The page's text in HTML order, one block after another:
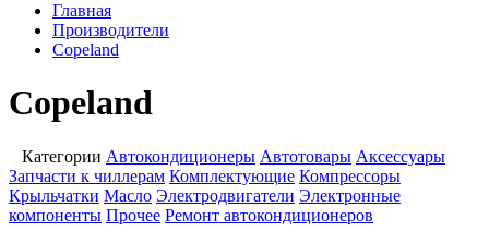
Главная
Производители
Copeland
Copeland
Категории Автокондиционеры Автотовары Аксессуары
Запчасти к чиллерам Комплектующие Компрессоры
Крыльчатки Масло Электродвигатели Электронные
компоненты Прочее Ремонт автокондиционеров